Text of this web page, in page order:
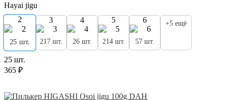
Hayai jigu
2
25 шт.
3
217 шт.
4
26 шт.
5
214 шт.
6
57 шт.
+5 ещё
25 шт.
365 ₽